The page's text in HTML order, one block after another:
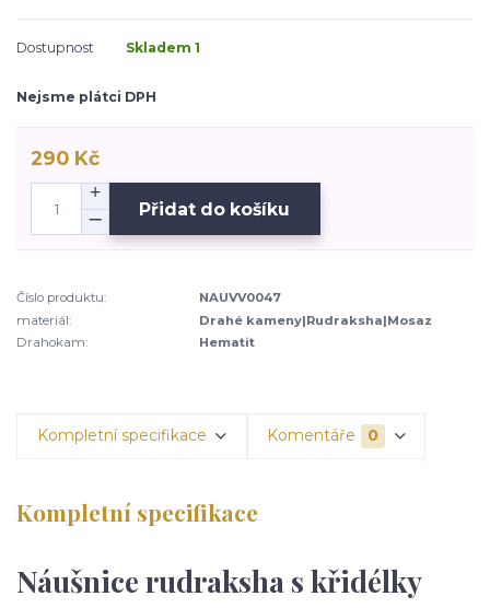
Dostupnost Skladem 1
Nejsme plátci DPH
290 Kč
Přidat do košíku
Číslo produktu:
NAUVV0047
materiál:
Drahé kameny|Rudraksha|Mosaz
Drahokam:
Hematit
Kompletní specifikace Komentáře 0
Kompletní specifikace
Náušnice rudraksha s křidélky